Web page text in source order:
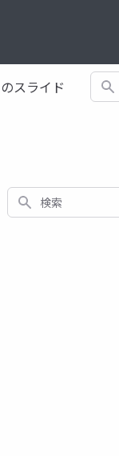
スライド 検索
検索